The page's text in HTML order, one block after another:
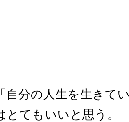
自分の人生を生きて
とてもいいと思う。